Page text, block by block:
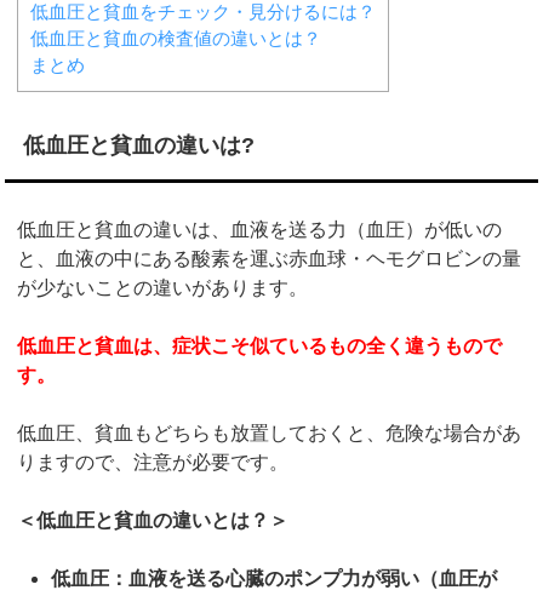
低血圧と貧血をチェック・見分けるには？
低血圧と貧血の検査値の違いとは？
まとめ
低血圧と貧血の違いは?
低血圧と貧血の違いは、血液を送る力（血圧）が低いの
と、血液の中にある酸素を運ぶ赤血球・ヘモグロビンの量
が少ないことの違いがあります。
低血圧と貧血は、症状こそ似ているもの全く違うもので
す。
低血圧、貧血もどちらも放置しておくと、危険な場合があ
りますので、注意が必要です。
＜低血圧と貧血の違いとは？＞
低血圧：血液を送る心臓のポンプ力が弱い（血圧が